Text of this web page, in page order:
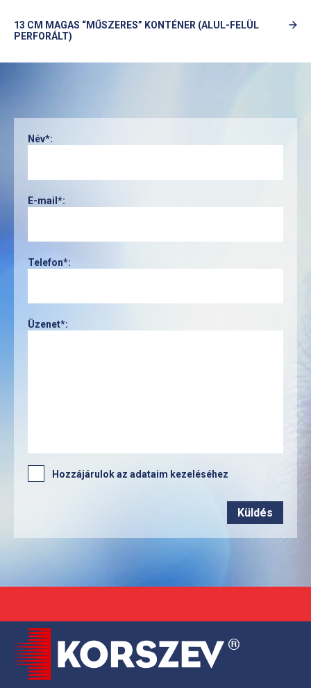
13 CM MAGAS “MŰSZERES” KONTÉNER (ALUL-FELÜL
PERFORÁLT)
Név*:
E-mail*:
Telefon*:
Üzenet*:
Hozzájárulok az adataim kezeléséhez